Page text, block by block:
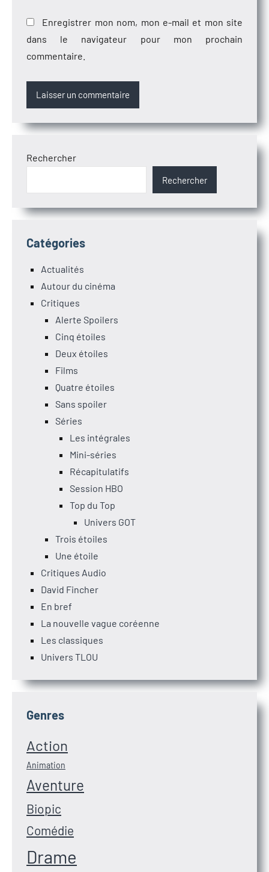
Enregistrer mon nom, mon e-mail et mon site
dans le navigateur pour mon prochain
commentaire.
Rechercher
Rechercher
Catégories
Actualités
Autour du cinéma
Critiques
Alerte Spoilers
Cinq étoiles
Deux étoiles
Films
Quatre étoiles
Sans spoiler
Séries
Les intégrales
Mini-séries
Récapitulatifs
Session HBO
Top du Top
Univers GOT
Trois étoiles
Une étoile
Critiques Audio
David Fincher
En bref
La nouvelle vague coréenne
Les classiques
Univers TLOU
Genres
Action
Animation
Aventure
Biopic
Comédie
Drame